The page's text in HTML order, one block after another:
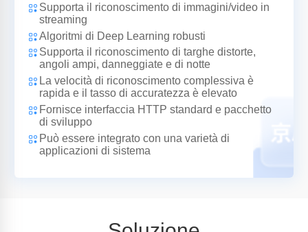
Supporta il riconoscimento di immagini/video in
streaming
Algoritmi di Deep Learning robusti
Supporta il riconoscimento di targhe distorte,
angoli ampi, danneggiate e di notte
La velocità di riconoscimento complessiva è
rapida e il tasso di accuratezza è elevato
Fornisce interfaccia HTTP standard e pacchetto
di sviluppo
Può essere integrato con una varietà di
applicazioni di sistema